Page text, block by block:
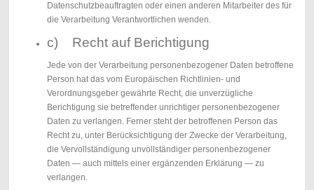
Datenschutzbeauftragten oder einen anderen Mitarbeiter des für
die Verarbeitung Verantwortlichen wenden.
c) Recht auf Berichtigung
Jede von der Verarbeitung personenbezogener Daten betroffene
Person hat das vom Europäischen Richtlinien- und
Verordnungsgeber gewährte Recht, die unverzügliche
Berichtigung sie betreffender unrichtiger personenbezogener
Daten zu verlangen. Ferner steht der betroffenen Person das
Recht zu, unter Berücksichtigung der Zwecke der Verarbeitung,
die Vervollständigung unvollständiger personenbezogener
Daten — auch mittels einer ergänzenden Erklärung — zu
verlangen.